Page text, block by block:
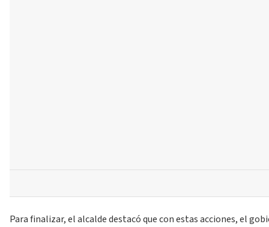
Para finalizar, el alcalde destacó que con estas acciones, el